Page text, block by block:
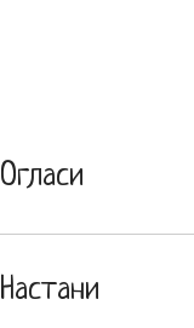
Огласи
Настани